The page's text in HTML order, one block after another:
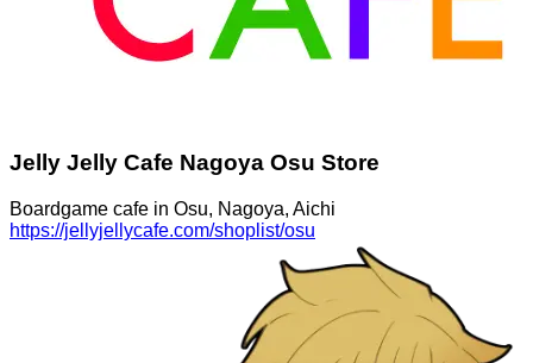
Jelly Jelly Cafe Nagoya Osu Store
Boardgame cafe in Osu, Nagoya, Aichi
https://jellyjellycafe.com/shoplist/osu